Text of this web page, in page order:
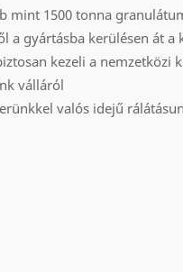
mint 1500 tonna
a gyártásba kerülésen át a
kezeli a nemzetközi
válláról
valós idejű